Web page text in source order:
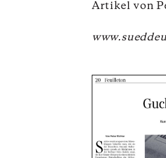
Artikel von